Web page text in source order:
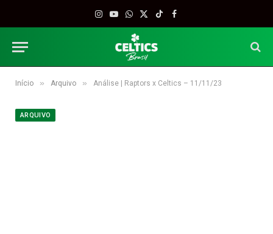
Instagram
YouTube
WhatsApp
X
TikTokFacebook
Início » Arquivo » Análise | Raptors x Celtics – 11/11/23
ARQUIVO